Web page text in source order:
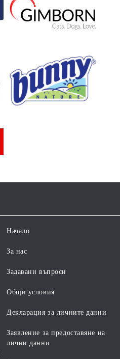
Начало
За нас
Задавани въпроси
Общи условия
Декларация за личните данни
Заявление за предоставяне на
лични данни